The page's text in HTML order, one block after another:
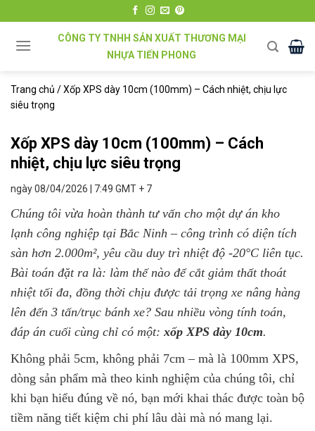
đến
CÔNG TY TNHH SẢN XUẤT THƯƠNG MẠI
NHỰA TIẾN PHONG
Trang chủ /Xốp XPS dày 10cm (100mm) – Cách nhiệt, chịu lực
siêu trọng
Xốp XPS dày 10cm (100mm) – Cách
nhiệt, chịu lực siêu trọng
ngày 08/04/2026 | 7:49 GMT + 7
Chúng tôi vừa hoàn thành tư vấn cho một dự án kho
lạnh công nghiệp tại Bắc Ninh – công trình có diện tích
sàn hơn 2.000m², yêu cầu duy trì nhiệt độ -20°C liên tục.
Bài toán đặt ra là: làm thế nào để cắt giảm thất thoát
nhiệt tối đa, đồng thời chịu được tải trọng xe nâng hàng
lên đến 3 tấn/trục bánh xe? Sau nhiều vòng tính toán,
đáp án cuối cùng chỉ có một:xốp XPS dày 10cm.
Không phải 5cm, không phải 7cm – mà là 100mm XPS,
dòng sản phẩm mà theo kinh nghiệm của chúng tôi, chỉ
khi bạn hiểu đúng về nó, bạn mới khai thác được toàn bộ
tiềm năng tiết kiệm chi phí lâu dài mà nó mang lại.